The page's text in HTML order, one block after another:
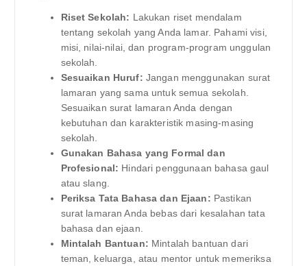
Riset Sekolah: Lakukan riset mendalam
tentang sekolah yang Anda lamar. Pahami visi,
misi, nilai-nilai, dan program-program unggulan
sekolah.
Sesuaikan Huruf: Jangan menggunakan surat
lamaran yang sama untuk semua sekolah.
Sesuaikan surat lamaran Anda dengan
kebutuhan dan karakteristik masing-masing
sekolah.
Gunakan Bahasa yang Formal dan
Profesional: Hindari penggunaan bahasa gaul
atau slang.
Periksa Tata Bahasa dan Ejaan: Pastikan
surat lamaran Anda bebas dari kesalahan tata
bahasa dan ejaan.
Mintalah Bantuan: Mintalah bantuan dari
teman, keluarga, atau mentor untuk memeriksa